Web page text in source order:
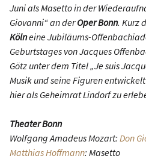
Juni als Masetto in der
Giovanni“ an derOper Bonn. Kurz
Kölneine Jubiläums-
Geburtstages von Jacques
Götz unter dem Titel „Je suis
Musik und seine Figuren
hier als Geheimrat Lindorf zu
Theater Bonn
Wolfgang Amadeus Mozart: Don
Matthias Hoffmann: Masetto